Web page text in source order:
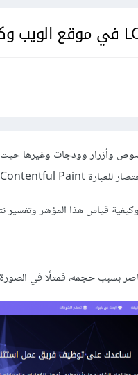
وودجات وغيرها حيث
هذا المؤشر وتفسير
حجمه، فمثلًا في الصورة